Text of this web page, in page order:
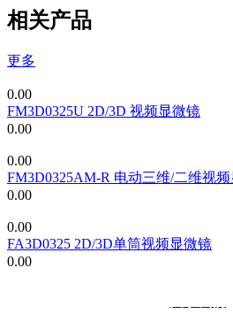
相关产品
更多
0.00
FM3D0325U 2D/3D 视频显微镜
0.00
0.00
FM3D0325AM-R 电动三维/二维视频
0.00
0.00
FA3D0325 2D/3D单筒视频显微镜
0.00